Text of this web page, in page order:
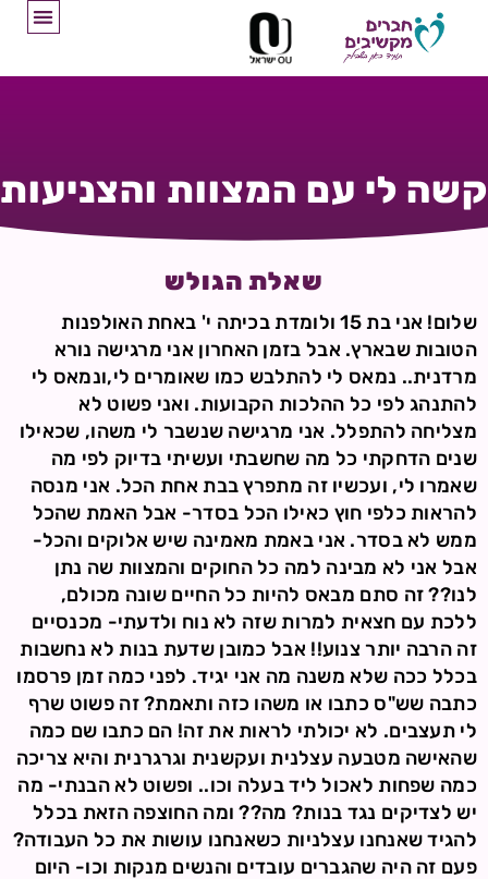
קשה לי עם המצוות והצניעות
שאלת הגולש
שלום! אני בת 15 ולומדת בכיתה י' באחת האולפנות
הטובות שבארץ. אבל בזמן האחרון אני מרגישה נורא
מרדנית.. נמאס לי להתלבש כמו שאומרים לי,ונמאס לי
להתנהג לפי כל ההלכות הקבועות. ואני פשוט לא
מצליחה להתפלל. אני מרגישה שנשבר לי משהו, שכאילו
שנים הדחקתי כל מה שחשבתי ועשיתי בדיוק לפי מה
שאמרו לי, ועכשיו זה מתפרץ בבת אחת הכל. אני מנסה
להראות כלפי חוץ כאילו הכל בסדר- אבל האמת שהכל
ממש לא בסדר. אני באמת מאמינה שיש אלוקים והכל-
אבל אני לא מבינה למה כל החוקים והמצוות שה נתן
לנו?? זה סתם מבאס להיות כל החיים שונה מכולם,
ללכת עם חצאית למרות שזה לא נוח ולדעתי- מכנסיים
זה הרבה יותר צנוע!! אבל כמובן שדעת בנות לא נחשבות
בכלל ככה שלא משנה מה אני יגיד. לפני כמה זמן פרסמו
כתבה שש"ס כתבו או משהו כזה ותאמת? זה פשוט שרף
לי תעצבים. לא יכולתי לראות את זה! הם כתבו שם כמה
שהאישה מטבעה עצלנית ועקשנית וגרגרנית והיא צריכה
כמה שפחות לאכול ליד בעלה וכו.. ופשוט לא הבנתי- מה
יש לצדיקים נגד בנות? מה?? ומה החוצפה הזאת בכלל
להגיד שאנחנו עצלניות כשאנחנו עושות את כל העבודה?
פעם זה היה שהגברים עובדים והנשים מנקות וכו- היום